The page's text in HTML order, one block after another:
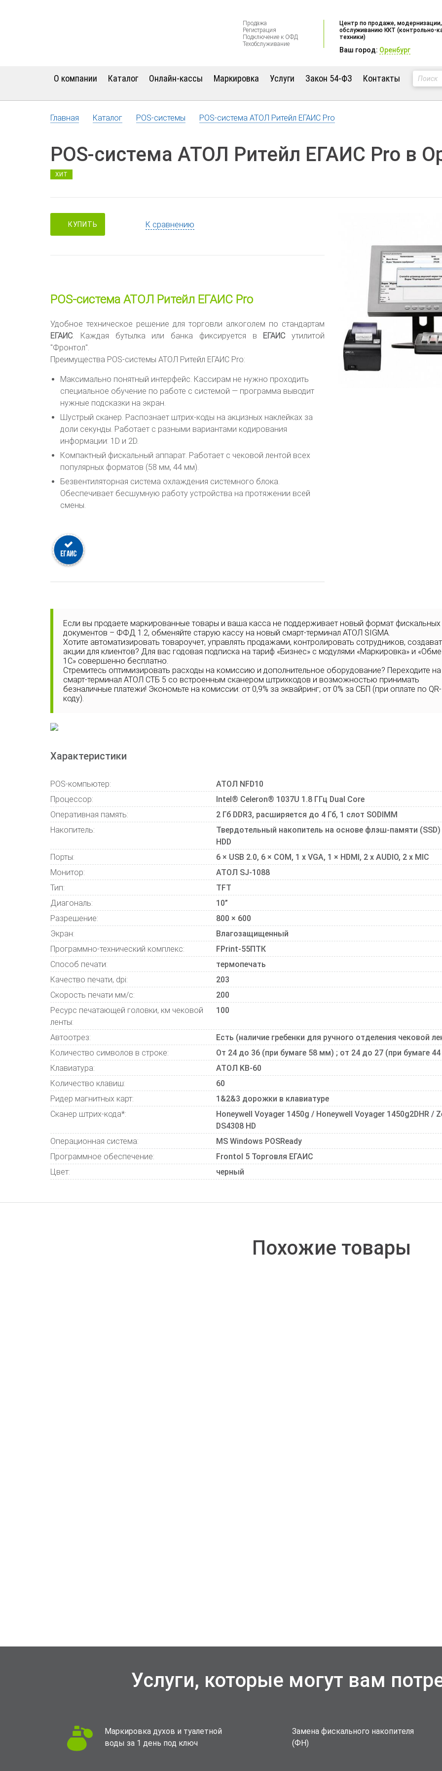
Продажа
Регистрация
Подключение к ОФД
Техобслуживание
Центр по продаже,
обслуживанию ККТ (контрольно-
техники)
Ваш город: Оренбург
О компании Каталог Онлайн-кассы Маркировка Услуги Закон 54-ФЗ Контакты
Главная Каталог POS-системы POS-система АТОЛ Ритейл ЕГАИС Pro
POS-система АТОЛ Ритейл ЕГАИС Pro в
ХИТ
КУПИТЬ К сравнению
POS-система АТОЛ Ритейл ЕГАИС Pro
Удобное техническое решение для торговли алкоголем по стандартам
ЕГАИС. Каждая бутылка или банка фиксируется в ЕГАИС утилитой
"Фронтол".
Преимущества POS-системы АТОЛ Ритейл ЕГАИС Pro:
Максимально понятный интерфейс. Кассирам не нужно проходить
специальное обучение по работе с системой — программа выводит
нужные подсказки на экран.
Шустрый сканер. Распознает штрих-коды на акцизных наклейках за
доли секунды. Работает с разными вариантами кодирования
информации: 1D и 2D.
Компактный фискальный аппарат. Работает с чековой лентой всех
популярных форматов (58 мм, 44 мм).
Безвентиляторная система охлаждения системного блока.
Обеспечивает бесшумную работу устройства на протяжении всей
смены.
Если вы продаете маркированные товары и ваша касса не поддерживает новый формат фискальных
документов – ФФД 1.2, обменяйте старую кассу на новый смарт-терминал АТОЛ SIGMA.
Хотите автоматизировать товароучет, управлять продажами, контролировать сотрудников,
акции для клиентов? Для вас годовая подписка на тариф «Бизнес» с модулями «Маркировка» и
1С» совершенно бесплатно.
Стремитесь оптимизировать расходы на комиссию и дополнительное оборудование? Переходите на
смарт-терминал АТОЛ СТБ 5 со встроенным сканером штрихкодов и возможностью принимать
безналичные платежи! Экономьте на комиссии: от 0,9% за эквайринг; от 0% за СБП (при оплате по QR-
коду).
Характеристики
POS-компьютер:
АТОЛ NFD10
Процессор:
Intel® Celeron® 1037U 1.8 ГГц Dual Core
Оперативная память:
2 Гб DDR3, расширяется до 4 Гб, 1 слот SODIMM
Накопитель:
Твердотельный накопитель на основе флэш-памяти (SSD)
HDD
Порты:
6 × USB 2.0, 6 × COM, 1 х VGA, 1 × HDMI, 2 х AUDIO, 2 х MIC
Монитор:
АТОЛ SJ-1088
Тип:
TFT
Диагональ:
10”
Разрешение:
800 × 600
Экран:
Влагозащищенный
Программно-технический комплекс:
FPrint-55ПТК
Способ печати:
термопечать
Качество печати, dpi:
203
Скорость печати мм/с:
200
Ресурс печатающей головки, км чековой
ленты:
100
Автоотрез:
Есть (наличие гребенки для ручного отделения чековой
Количество символов в строке:
От 24 до 36 (при бумаге 58 мм) ; от 24 до 27 (при бумаге
Клавиатура:
АТОЛ KB-60
Количество клавиш:
60
Ридер магнитных карт:
1&2&3 дорожки в клавиатуре
Сканер штрих-кода*:
Honeywell Voyager 1450g / Honeywell Voyager 1450g2DHR /
DS4308 HD
Операционная система:
MS Windows POSReady
Программное обеспечение:
Frontol 5 Торговля ЕГАИС
Цвет:
черный
Похожие товары
Услуги, которые могут вам
Маркировка духов и туалетной
воды за 1 день под ключ
Замена фискального накопителя
(ФН)